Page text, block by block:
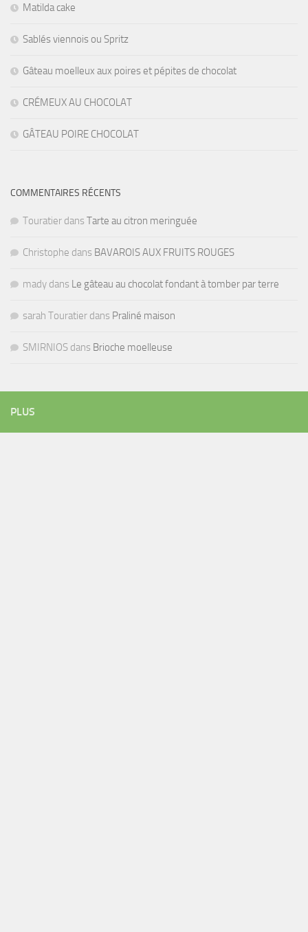
Matilda cake
Sablés viennois ou Spritz
Gâteau moelleux aux poires et pépites de chocolat
CRÉMEUX AU CHOCOLAT
GÂTEAU POIRE CHOCOLAT
COMMENTAIRES RÉCENTS
Touratier dans Tarte au citron meringuée
Christophe dans BAVAROIS AUX FRUITS ROUGES
mady dans Le gâteau au chocolat fondant à tomber par terre
sarah Touratier dans Praliné maison
SMIRNIOS dans Brioche moelleuse
PLUS